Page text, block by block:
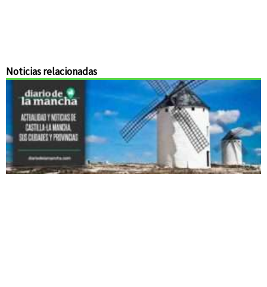
Noticias relacionadas